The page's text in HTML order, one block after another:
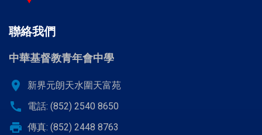
聯絡我們
中華基督教青年會中學
location_on 新界元朗天水圍天富苑
call 電話: (852) 2540 8650
print 傳真: (852) 2448 8763